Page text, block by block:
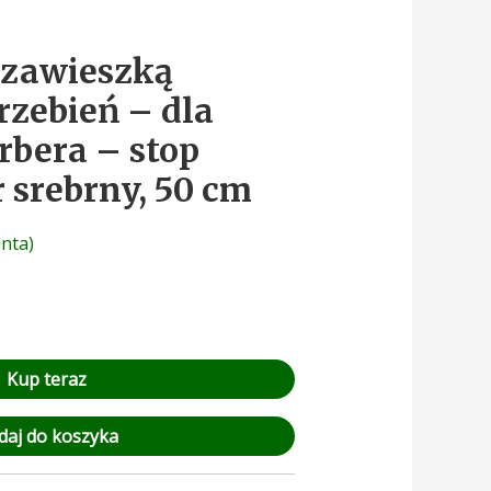
– dla
– stop
50 cm
Kup teraz
do koszyka